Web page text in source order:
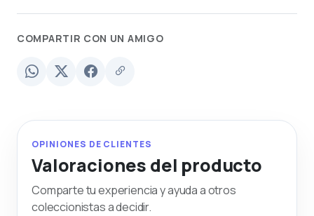
COMPARTIR CON UN AMIGO
OPINIONES DE CLIENTES
Valoraciones del producto
Comparte tu experiencia y ayuda a otros
coleccionistas a decidir.